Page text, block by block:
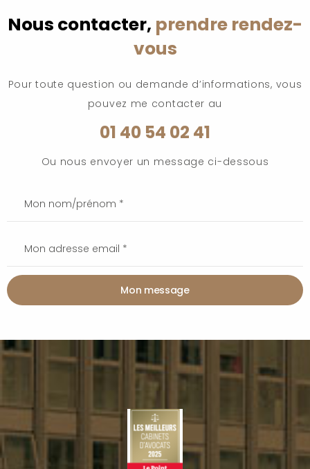
Nous contacter, prendre rendez-
vous
Pour toute question ou demande d’informations, vous
pouvez me contacter au
01 40 54 02 41
Ou nous envoyer un message ci-dessous
Mon message